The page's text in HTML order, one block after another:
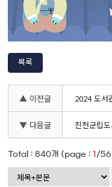
목록
▲ 이전글
▼ 다음글 진천군립
Total :840개 (page : /